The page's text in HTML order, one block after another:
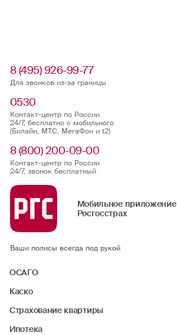
8 (495) 926-99-77
Для звонков из-за границы
0530
Контакт-центр по России
24/7, бесплатно с мобильного
(Билайн, МТС, МегаФон и t2)
8 (800) 200-09-00
Контакт-центр по России
24/7, звонок бесплатный
Мобильное приложение
Росгосстрах
Ваши полисы всегда под рукой
ОСАГО
Каско
Страхование квартиры
Ипотека